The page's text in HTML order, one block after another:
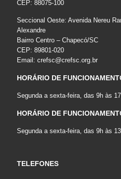
CEP: 88075-100
Seccional Oeste: Avenida Nereu
Alexandre
Bairro Centro – Chapecó/SC
CEP: 89801-020
Email: crefsc@crefsc.org.br
HORÁRIO DE
Segunda a sexta-feira, das 9h às
HORÁRIO DE
Segunda a sexta-feira, das 9h às
TELEFONES